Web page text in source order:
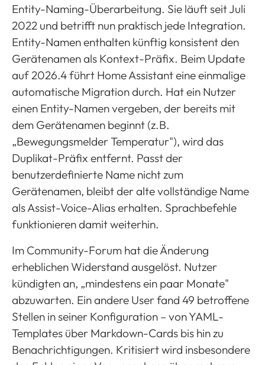
Entity-Naming-Überarbeitung. Sie läuft seit Juli
2022 und betrifft nun praktisch jede Integration.
Entity-Namen enthalten künftig konsistent den
Gerätenamen als Kontext-Präfix. Beim Update
auf 2026.4 führt Home Assistant eine einmalige
automatische Migration durch. Hat ein Nutzer
einen Entity-Namen vergeben, der bereits mit
dem Gerätenamen beginnt (z.B.
„Bewegungsmelder Temperatur"), wird das
Duplikat-Präfix entfernt. Passt der
benutzerdefinierte Name nicht zum
Gerätenamen, bleibt der alte vollständige Name
als Assist-Voice-Alias erhalten. Sprachbefehle
funktionieren damit weiterhin.
Im Community-Forum hat die Änderung
erheblichen Widerstand ausgelöst. Nutzer
kündigten an, „mindestens ein paar Monate"
abzuwarten. Ein andere User fand 49 betroffene
Stellen in seiner Konfiguration – von YAML-
Templates über Markdown-Cards bis hin zu
Benachrichtigungen. Kritisiert wird insbesondere